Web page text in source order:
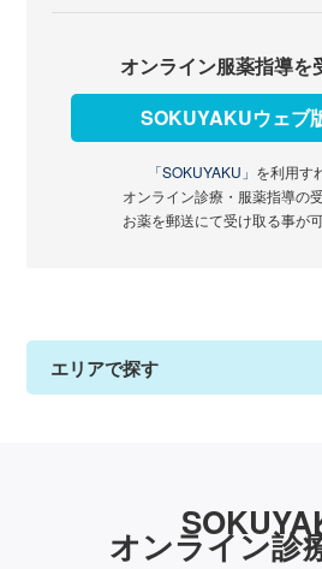
オンライン服薬指導を
SOKUYAKUウェブ
「SOKUYAKU」 を利用す
オンライン診療・服薬指導の
お薬を郵送にて受け取る事が
エリアで探す
オンライン診